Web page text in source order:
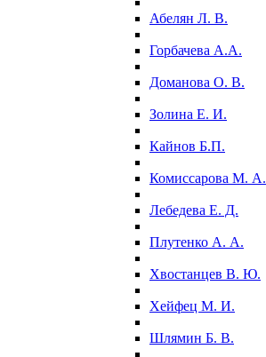
Абелян Л. В.
Горбачева А.А.
Доманова О. В.
Золина Е. И.
Кайнов Б.П.
Комиссарова М. А.
Лебедева Е. Д.
Плутенко А. А.
Хвостанцев В. Ю.
Хейфец М. И.
Шлямин Б. В.